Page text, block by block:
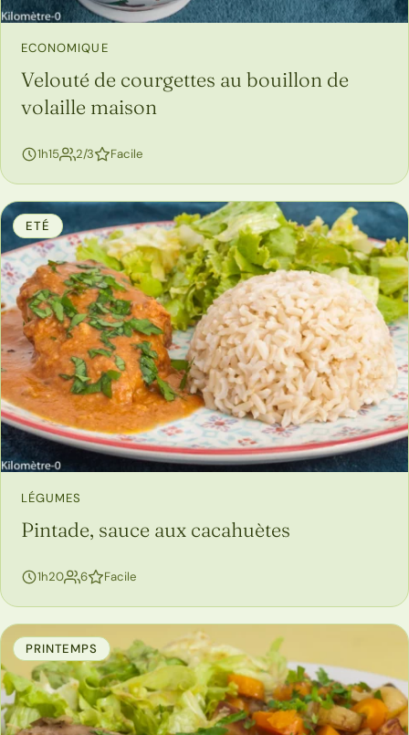
ECONOMIQUE
Velouté de courgettes au bouillon de
volaille maison
1h15 2/3personnes
Facile
ETÉ
LÉGUMES
Pintade, sauce aux cacahuètes
1h20 6personnes
Facile
PRINTEMPS